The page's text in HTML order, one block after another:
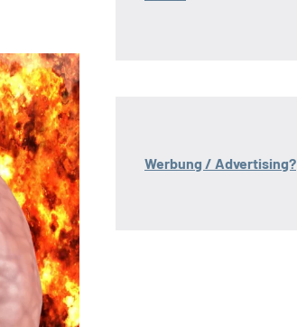
Werbung / Advertising?